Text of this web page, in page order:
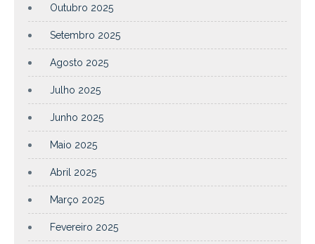
Outubro 2025
Setembro 2025
Agosto 2025
Julho 2025
Junho 2025
Maio 2025
Abril 2025
Março 2025
Fevereiro 2025